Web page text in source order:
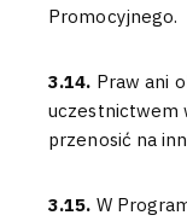
Promocyjnego.
3.14. Praw ani
uczestnictwem
przenosić na
3.15. W